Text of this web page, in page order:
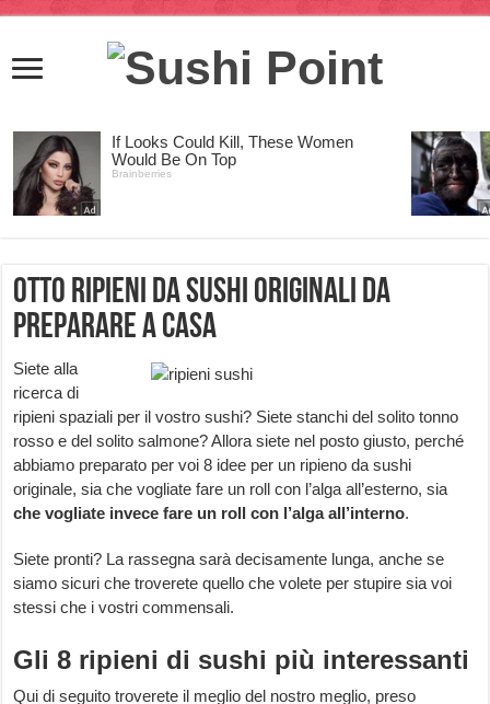
Otto ripieni da sushi originali da
preparare a casa
Siete alla
ricerca di
ripieni spaziali per il vostro sushi? Siete stanchi del solito tonno
rosso e del solito salmone? Allora siete nel posto giusto, perché
abbiamo preparato per voi 8 idee per un ripieno da sushi
originale, sia che vogliate fare un roll con l’alga all’esterno, sia
che vogliate invece fare un roll con l’alga all’interno.
Siete pronti? La rassegna sarà decisamente lunga, anche se
siamo sicuri che troverete quello che volete per stupire sia voi
stessi che i vostri commensali.
Gli 8 ripieni di sushi più interessanti
Qui di seguito troverete il meglio del nostro meglio, preso